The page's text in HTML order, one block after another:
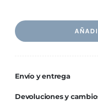
Envío y entrega
Devoluciones y